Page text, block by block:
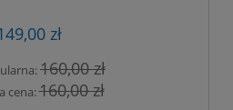
zł
160,00 zł
cena:160,00 zł